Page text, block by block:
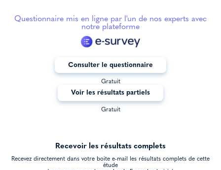
Questionnaire mis en ligne par l'un de nos experts avec
notre plateforme
Consulter le questionnaire
Gratuit
Voir les résultats partiels
Gratuit
Recevoir les résultats complets
Recevez directement dans votre boite e-mail les résultats complets de cette
étude